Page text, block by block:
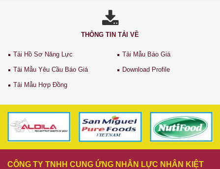
THÔNG TIN TẢI VỀ
Tải Hồ Sơ Năng Lực Tải Mẫu Báo Giá
Tải Mẫu Yêu Cầu Báo Giá Download Profile
Tải Mẫu Hợp Đồng
CÔNG TY TNHH CUNG ỨNG NHÂN LỰC NHÂN KIỆT